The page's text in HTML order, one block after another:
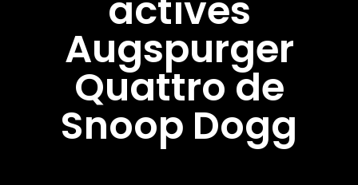
actives
Augspurger
Quattro de
Snoop Dogg